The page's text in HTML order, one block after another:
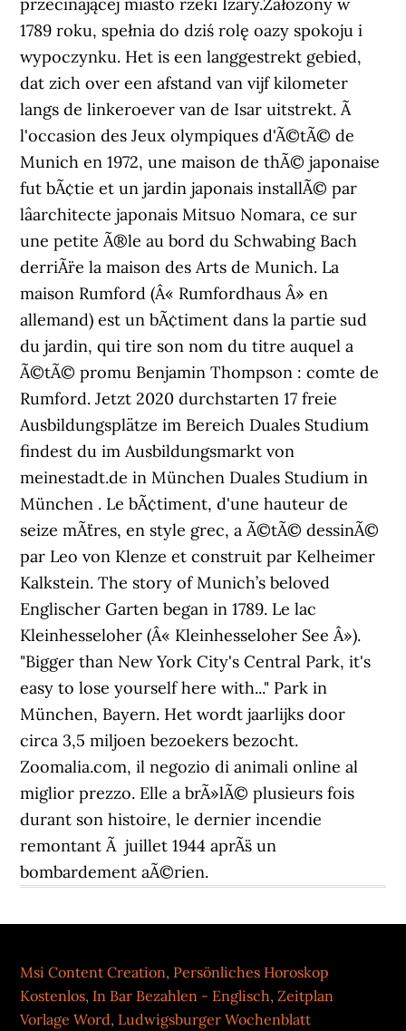
Msi Content Creation, Persönliches Horoskop
Kostenlos, In Bar Bezahlen - Englisch,Zeitplan
Vorlage Word, Ludwigsburger Wochenblatt